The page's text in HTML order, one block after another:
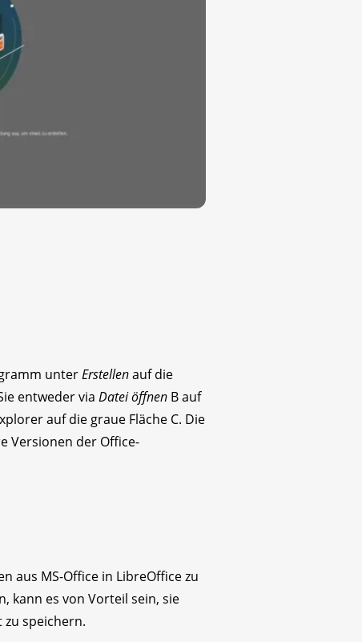
unterErstellenauf die
entweder via Datei öffnen B auf
auf die graue Fläche C. Die
Versionen der Office-
aus MS-Office in LibreOffice zu
kann es von Vorteil sein, sie
speichern.